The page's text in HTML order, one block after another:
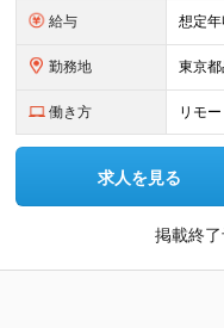
給与
勤務地
働き方 リモ
求人を見る
掲載終了